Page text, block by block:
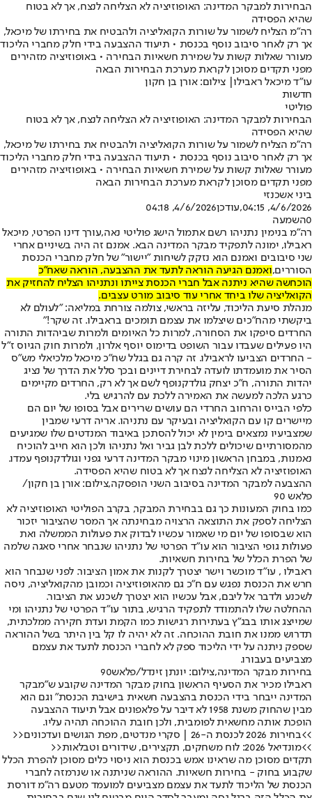
הבחירות למבקר המדינה: האופוזיציה לא הצליחה לנצח, אך לא בטוח
שהיא הפסידה
רה״מ הצליח לשמור על שורות הקואליציה ולהבטיח את בחירתו של מיכאל,
אך רק לאחר סיבוב נוסף בכנסת • תיעוד ההצבעה בידי חלק מחברי הליכוד
מעורר שאלות קשות על שמירת חשאיות הבחירה • באופוזיציה מזהירים
מפני תקדים מסוכן לקראת מערכת הבחירות הבאה
עו"ד מיכאל ראבילו| צילום: אורן בן חקון
חדשות
פוליטי
הבחירות למבקר המדינה: האופוזיציה לא הצליחה לנצח, אך לא בטוח
שהיא הפסידה
רה״מ הצליח לשמור על שורות הקואליציה ולהבטיח את בחירתו של מיכאל,
אך רק לאחר סיבוב נוסף בכנסת • תיעוד ההצבעה בידי חלק מחברי הליכוד
מעורר שאלות קשות על שמירת חשאיות הבחירה • באופוזיציה מזהירים
מפני תקדים מסוכן לקראת מערכת הבחירות הבאה
ביני אשכנזי
4/6/2026, 04:15
,עודכן4/6/2026, 04:18
0השמעה
רה״מ בנימין נתניהו רשם אתמול הישג פוליטי נאה,עורך דינו הפרטי, מיכאל
ראבילו, ימונה לתפקיד מבקר המדינה הבא. אמנם זה היה בשיניים אחרי
שני סיבובים ואמנם הוא נזקק לשיחות ״יישור״ של חלק מחברי הכנסת
הסוררים,ואמנם הגיעה הוראה לתעד את ההצבעה, הוראה שאח״כ
הוכחשה שהיא ניתנה אבל חברי הכנסת צייתו ונתניהו הצליח להחזיק את
הקואליציה שלו ביחד אחרי עוד סיבוב מורט עצבים.
מנהלת סיעת הליכוד, עליזה בראשי, צולמה צורחת במליאה: ״לעולם לא
ביקשתי מהח״כים שיצלמו את עצמם תומכים בראבילו. זה שקר!״
החרדים סיפקו את הסחורה, למרות כל האיומים ולמרות שביהדות התורה
היו פעילים שעבדו עבור השופט בדימוס יוסף אלרון, ולמרות חוק הגיוס ז״ל
- החרדים הצביעו לראבילו. זה קרה גם בגלל שח״כ מיכאל מלכיאלי מש״ס
הסיר את מועמדתו לועדה לבחירת דיינים ובכך סלל את הדרך של נציג
יהדות התורה, ח״כ יצחק גולדקנופף לשם אך לא רק, החרדים מקיימים
כרגע הלכה למעשה את האמירה ללכת עם להרגיש בלי.
כלפי הבייס והרחוב החרדי הם עושים שרירים אבל בסופו של יום הם
מיישרים קו עם הקואליציה ובעיקר עם נתניהו. אריה דרעי שמבין
שמצביעיו נמצאים בימין לא יכול להסתכן באיבוד המנדטים שלו שמגיעים
מהמסורתיים שיכולים ללכת לבן גביר ואל נתניהו ולכן הוא חייב להוכיח
נאמנות, במבחן הראשון מינוי מבקר המדינה דרעי גפני וגולדקנופף עמדו.
האופוזיציה לא הצליחה לנצח אך לא בטוח שהיא הפסידה.
ההצבעה למבקר המדינה בסיבוב השני הופסקה,צילום: אורן בן חקון/
פלאש 90
כמו בחוק המעונות כך גם בבחירת המבקר, בקרב הפוליטי האופוזיציה לא
הצליחה לספק את התוצאה הרצויה מבחינתה אך המסר שהציבור יזכור
הוא שבסופו של יום מי שאמור עכשיו לבדוק את פעולות הממשלה ואת
פעולות גופי הציבור הוא עו״ד הפרטי של נתניהו שנבחר אחרי סאגה שלמה
של הפרת הכלל של בחירות חשאיות.
ראבילו , עו״ד מוכשר וישר יצטרך לקנות את אמון הציבור. לפני שנבחר הוא
חרש את הכנסת נפגש עם ח״כ גם מהאופוזיציה וכמובן מהקואליציה, ניסה
לשכנע ולדבר אל ליבם, אבל עכשיו הוא יצטרך לשכנע את הציבור.
ההחלטה שלו להתמודד לתפקיד הרגיש, בתור עו״ד הפרטי של נתניהו ומי
שמייצג אותו בבג״ץ בעתירות רגישות כמו הקמת ועדת חקירה ממלכתית,
תדרוש ממנו את חובת ההוכחה. זה לא יהיה לו קל בין היתר בשל ההוראה
שספק ניתנה על ידי הליכוד ספק לא לחברי הכנסת לתעד את עצמם
מצביעים בעבורו.
בחירות מבקר המדינה,צילום: יונתן זינדל/פלאש90
ראבילו מכיר את הסעיף הראשון בחוק מבקר המדינה שקובע ש״מבקר
המדינה ייבחר בידי הכנסת בהצבעה חשאית בישיבת הכנסת״ וגם הוא
מבין שהחוק משנת 1958 לא דיבר על פלאפונים אבל תיעוד ההצבעה
הופכת אותה מחשאית לפומבית, ולכן חובת ההוכחה תהיה עליו.
>>בחירות 2026 לכנסת ה-26 | סקרי מנדטים, מפת הגושים ועדכונים<<
>>מונדיאל 2026: לוח משחקים, תקצירים, שידורים וטבלאות<<
תקדים מסוכן מה שראינו אמש בכנסת הוא ניסוי כלים מסוכן להפרת הכלל
שקבוע בחוק - בחירות חשאיות. ההוראה שניתנה או שנרמזה לחברי
הכנסת של הליכוד לתעד את עצמם מצביעים למועמד מטעם רה״מ דורסת